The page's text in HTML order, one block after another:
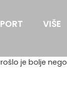
VIŠE
je bolje